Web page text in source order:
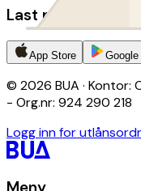
Last ned BUA-
App Store
© 2026 BUA · Kontor:
- Org.nr: 924 290 218
Logg inn for